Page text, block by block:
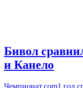
Бивол
и Канело
Чемпионат.com1 год